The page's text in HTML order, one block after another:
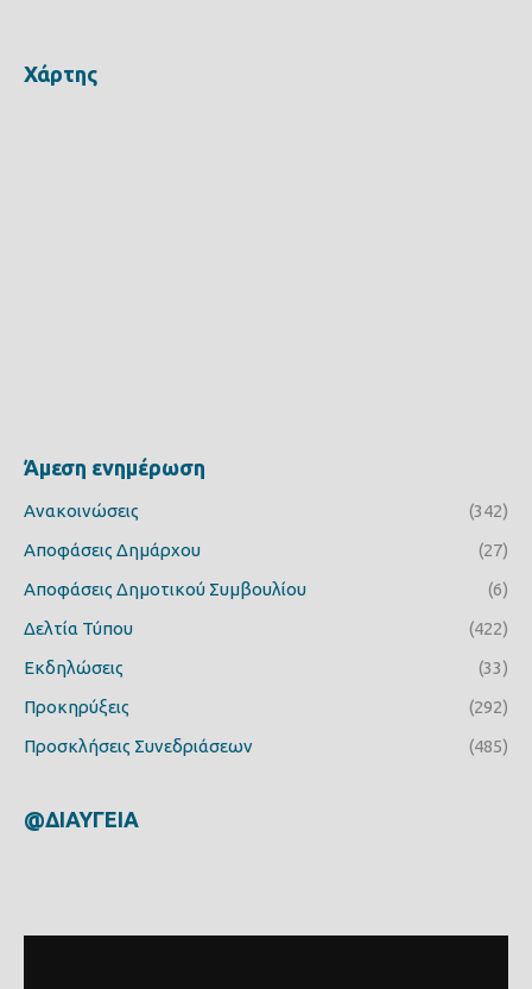
Χάρτης
Άμεση ενημέρωση
Ανακοινώσεις
(342)
Αποφάσεις Δημάρχου
(27)
Αποφάσεις Δημοτικού Συμβουλίου
(6)
Δελτία Τύπου
(422)
Εκδηλώσεις
(33)
Προκηρύξεις
(292)
Προσκλήσεις Συνεδριάσεων
(485)
@ΔΙΑΥΓΕΙΑ